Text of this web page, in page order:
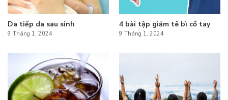
Da tiếp da sau sinh
9 Tháng 1, 2024
4 bài tập giảm tê bì cổ tay
9 Tháng 1, 2024